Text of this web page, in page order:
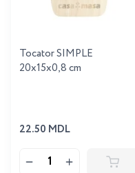
Tocator SIMPLE
20x15x0,8 cm
22.50 MDL